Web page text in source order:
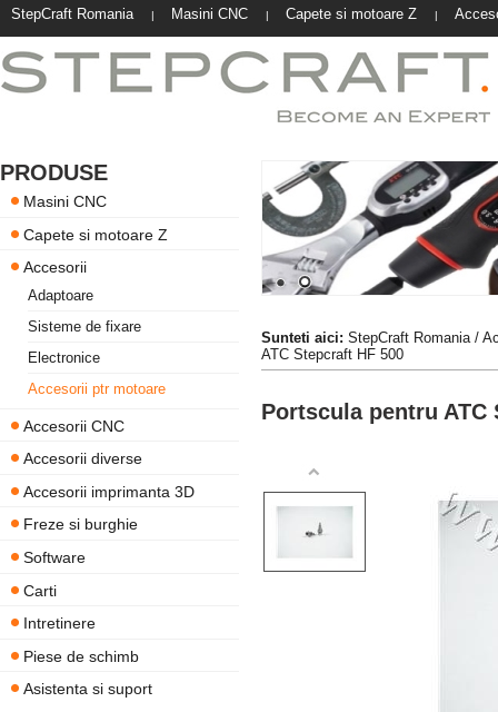
StepCraft Romania | Masini CNC | Capete si motoare Z |
PRODUSE
Masini CNC
Capete si motoare Z
Accesorii
Adaptoare
Sisteme de fixare
Electronice
Accesorii ptr motoare
Accesorii CNC
Accesorii diverse
Accesorii imprimanta 3D
Freze si burghie
Software
Carti
Intretinere
Piese de schimb
Asistenta si suport
Sunteti aici: StepCraft Romania/
ATC Stepcraft HF 500
Portscula pentru ATC